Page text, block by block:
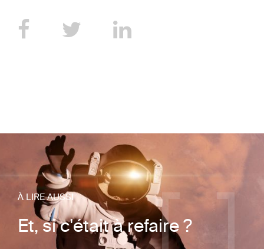
À LIRE AUSSI
Et, si c'était à refaire ?